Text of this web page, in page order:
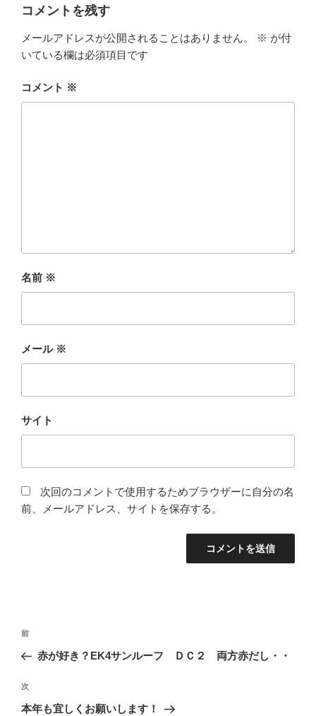
ー
コメントを残す
メールアドレスが公開されることはありません。 ※ が付
いている欄は必須項目です
コメント ※
名前 ※
メール ※
サイト
次回のコメントで使用するためブラウザーに自分の名
前、メールアドレス、サイトを保存する。
投
ナ
ビ
ゲ
前
の
稿
前
赤が好き？EK4サンルーフ ＤＣ２ 両方赤だし・・
次
の
次
本年も宜しくお願いします！